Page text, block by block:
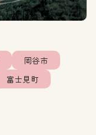
岡谷市
富士見町